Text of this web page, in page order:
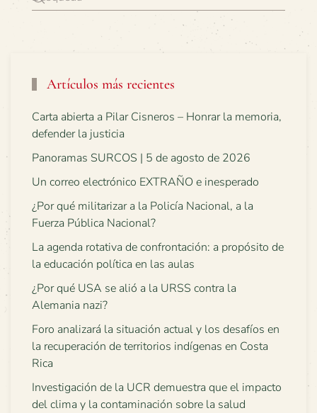
Artículos más recientes
Carta abierta a Pilar Cisneros – Honrar la memoria,
defender la justicia
Panoramas SURCOS | 5 de agosto de 2026
Un correo electrónico EXTRAÑO e inesperado
¿Por qué militarizar a la Policía Nacional, a la
Fuerza Pública Nacional?
La agenda rotativa de confrontación: a propósito de
la educación política en las aulas
¿Por qué USA se alió a la URSS contra la
Alemania nazi?
Foro analizará la situación actual y los desafíos en
la recuperación de territorios indígenas en Costa
Rica
Investigación de la UCR demuestra que el impacto
del clima y la contaminación sobre la salud